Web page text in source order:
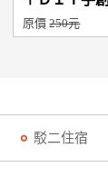
原價250元
駁二住宿